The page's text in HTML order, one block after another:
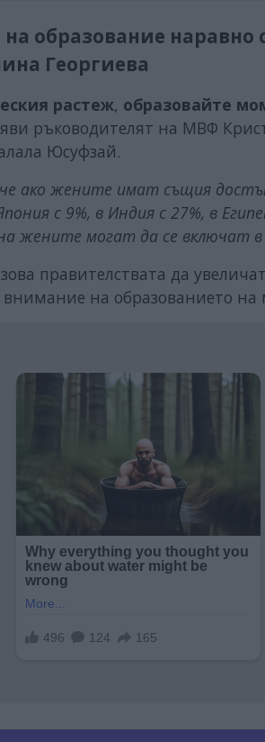
образование
Георгиева
растеж, образовайте
ръководителят на МВФ
Юсуфзай.
че ако жените имат същия
с 9%, в Индия с 27%, в
жените могат да се включат
правителствата да
на образованието на